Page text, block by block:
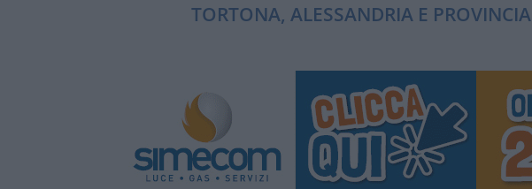
TORTONA, ALESSANDRIA E PROVINCIA